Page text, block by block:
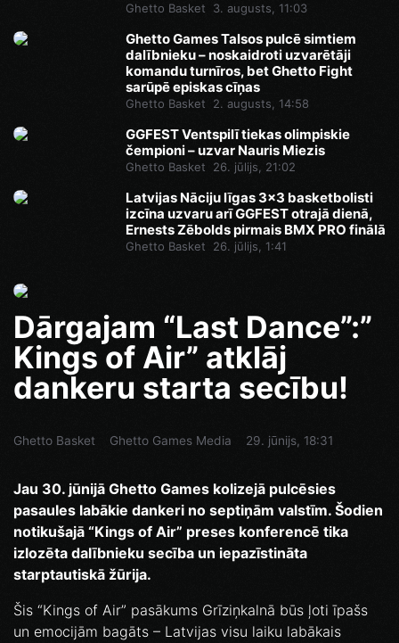
Ghetto Basket 3. augusts, 11:03
Ghetto Games Talsos pulcē simtiem
dalībnieku – noskaidroti uzvarētāji
komandu turnīros, bet Ghetto Fight
sarūpē episkas cīņas
Ghetto Basket 2. augusts, 14:58
GGFEST Ventspilī tiekas olimpiskie
čempioni – uzvar Nauris Miezis
Ghetto Basket 26. jūlijs, 21:02
Latvijas Nāciju līgas 3x3 basketbolisti
izcīna uzvaru arī GGFEST otrajā dienā,
Ernests Zēbolds pirmais BMX PRO finālā
Ghetto Basket 26. jūlijs, 1:41
Dārgajam “Last Dance”:”
Kings of Air” atklāj
dankeru starta secību!
Ghetto Basket Ghetto Games Media 29. jūnijs, 18:31
Jau 30. jūnijā Ghetto Games kolizejā pulcēsies
pasaules labākie dankeri no septiņām valstīm. Šodien
notikušajā “Kings of Air” preses konferencē tika
izlozēta dalībnieku secība un iepazīstināta
starptautiskā žūrija.
Šis “Kings of Air” pasākums Grīziņkalnā būs ļoti īpašs
un emocijām bagāts – Latvijas visu laiku labākais